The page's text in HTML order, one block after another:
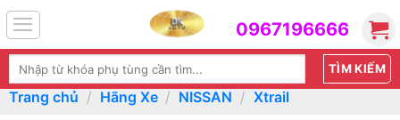
Skip
to
content
0967196666
Trang chủ / Hãng Xe / NISSAN / Xtrail